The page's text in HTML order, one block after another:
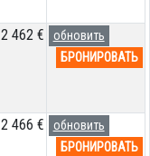
2 462 €
обновить
БРОНИРОВАТЬ
2 466 €
обновить
БРОНИРОВАТЬ